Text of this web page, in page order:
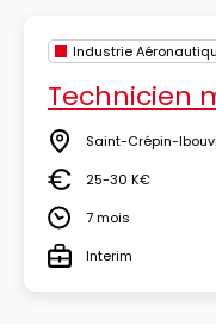
Industrie
Technicien
Lieu Saint-Crépin-
Salaire25-30 K€
Durée7 mois
TypeInterim